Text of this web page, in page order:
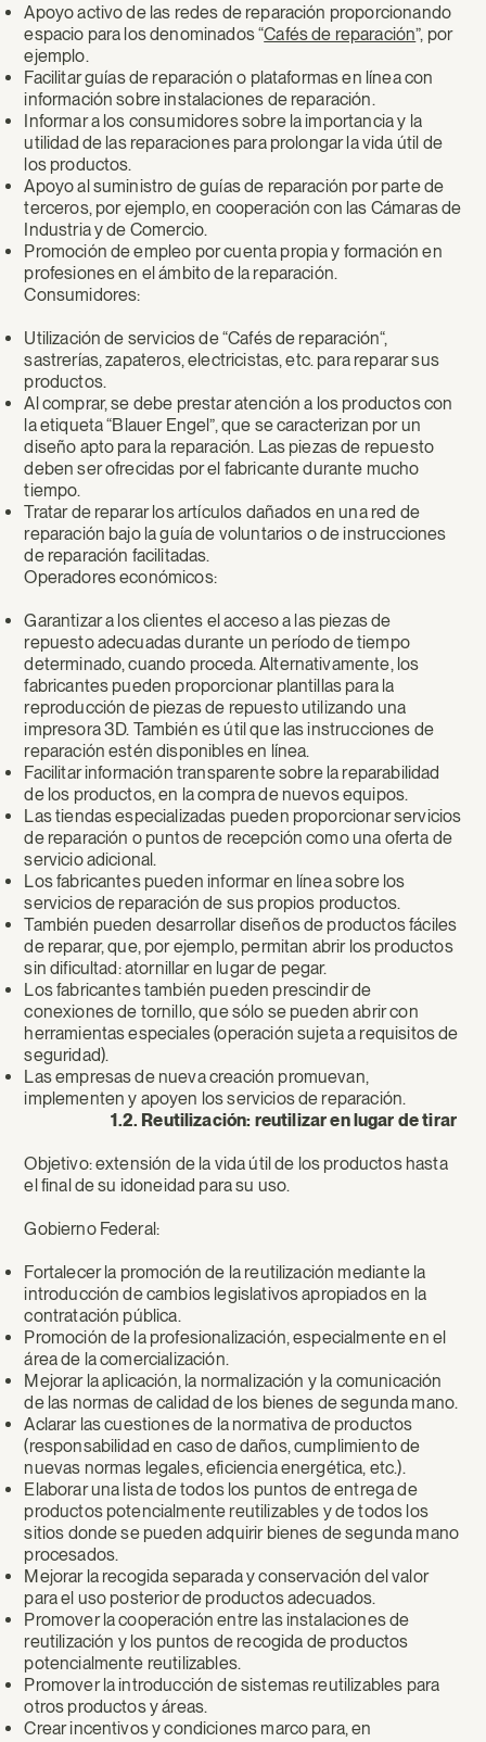
Apoyo activo de las redes de reparación proporcionando
espacio para los denominados “Cafés de reparación”, por
ejemplo.
Facilitar guías de reparación o plataformas en línea con
información sobre instalaciones de reparación.
Informar a los consumidores sobre la importancia y la
utilidad de las reparaciones para prolongar la vida útil de
los productos.
Apoyo al suministro de guías de reparación por parte de
terceros, por ejemplo, en cooperación con las Cámaras de
Industria y de Comercio.
Promoción de empleo por cuenta propia y formación en
profesiones en el ámbito de la reparación.
Consumidores:
Utilización de servicios de “Cafés de reparación“,
sastrerías, zapateros, electricistas, etc. para reparar sus
productos.
Al comprar, se debe prestar atención a los productos con
la etiqueta “Blauer Engel”, que se caracterizan por un
diseño apto para la reparación. Las piezas de repuesto
deben ser ofrecidas por el fabricante durante mucho
tiempo.
Tratar de reparar los artículos dañados en una red de
reparación bajo la guía de voluntarios o de instrucciones
de reparación facilitadas.
Operadores económicos:
Garantizar a los clientes el acceso a las piezas de
repuesto adecuadas durante un período de tiempo
determinado, cuando proceda. Alternativamente, los
fabricantes pueden proporcionar plantillas para la
reproducción de piezas de repuesto utilizando una
impresora 3D. También es útil que las instrucciones de
reparación estén disponibles en línea.
Facilitar información transparente sobre la reparabilidad
de los productos, en la compra de nuevos equipos.
Las tiendas especializadas pueden proporcionar servicios
de reparación o puntos de recepción como una oferta de
servicio adicional.
Los fabricantes pueden informar en línea sobre los
servicios de reparación de sus propios productos.
También pueden desarrollar diseños de productos fáciles
de reparar, que, por ejemplo, permitan abrir los productos
sin dificultad: atornillar en lugar de pegar.
Los fabricantes también pueden prescindir de
conexiones de tornillo, que sólo se pueden abrir con
herramientas especiales (operación sujeta a requisitos de
seguridad).
Las empresas de nueva creación promuevan,
implementen y apoyen los servicios de reparación.
1.2. Reutilización: reutilizar en lugar de tirar
Objetivo: extensión de la vida útil de los productos hasta
el final de su idoneidad para su uso.
Gobierno Federal:
Fortalecer la promoción de la reutilización mediante la
introducción de cambios legislativos apropiados en la
contratación pública.
Promoción de la profesionalización, especialmente en el
área de la comercialización.
Mejorar la aplicación, la normalización y la comunicación
de las normas de calidad de los bienes de segunda mano.
Aclarar las cuestiones de la normativa de productos
(responsabilidad en caso de daños, cumplimiento de
nuevas normas legales, eficiencia energética, etc.).
Elaborar una lista de todos los puntos de entrega de
productos potencialmente reutilizables y de todos los
sitios donde se pueden adquirir bienes de segunda mano
procesados.
Mejorar la recogida separada y conservación del valor
para el uso posterior de productos adecuados.
Promover la cooperación entre las instalaciones de
reutilización y los puntos de recogida de productos
potencialmente reutilizables.
Promover la introducción de sistemas reutilizables para
otros productos y áreas.
Crear incentivos y condiciones marco para, en